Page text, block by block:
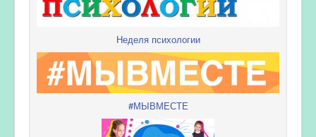
Неделя психологии
#МЫВМЕСТЕ